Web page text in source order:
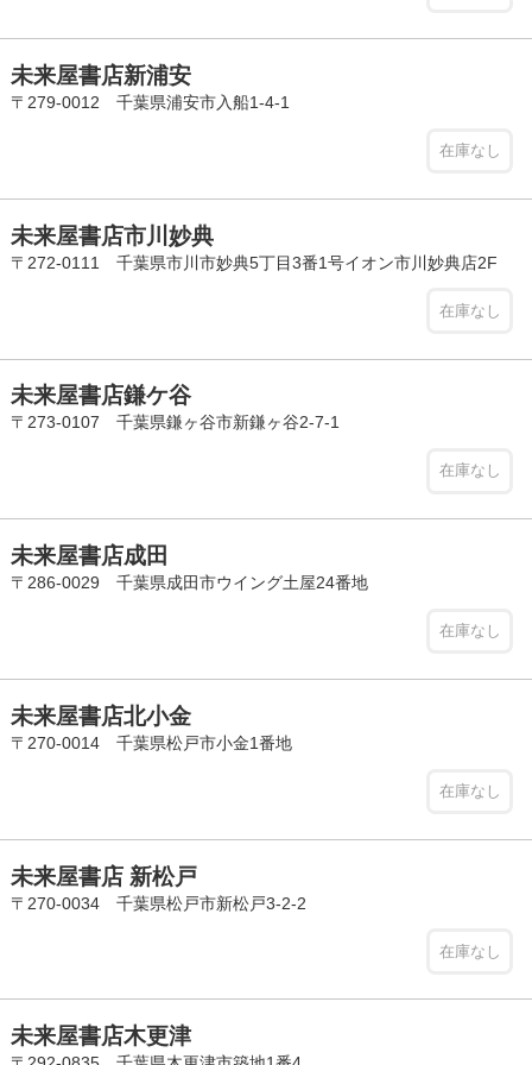
未来屋書店新浦安
〒279-0012 千葉県浦安市入船1-4-1
在庫なし
未来屋書店市川妙典
〒272-0111 千葉県市川市妙典5丁目3番1号イオン市川妙典店2F
在庫なし
未来屋書店鎌ケ谷
〒273-0107 千葉県鎌ヶ谷市新鎌ヶ谷2-7-1
在庫なし
未来屋書店成田
〒286-0029 千葉県成田市ウイング土屋24番地
在庫なし
未来屋書店北小金
〒270-0014 千葉県松戸市小金1番地
在庫なし
未来屋書店 新松戸
〒270-0034 千葉県松戸市新松戸3-2-2
在庫なし
未来屋書店木更津